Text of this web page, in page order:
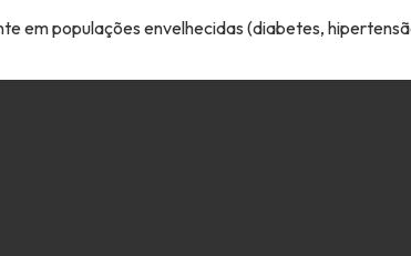
em populações envelhecidas (diabetes,